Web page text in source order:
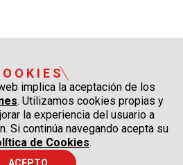
implica la aceptación de los
. Utilizamos cookies propias y
la experiencia del usuario a
Si continúa navegando acepta su
de Cookies.